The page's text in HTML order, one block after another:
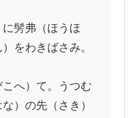
髣弗（ほうほ
をわきばさみ。
へ）て。うつむ
）の先（さき）